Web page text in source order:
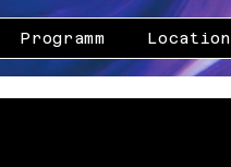
Programm Location